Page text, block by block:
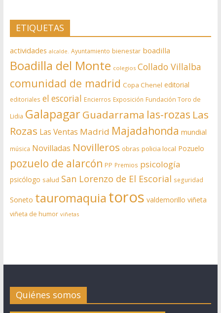
ETIQUETAS
actividades alcalde. Ayuntamiento bienestar boadilla
Boadilla del Monte colegios Collado Villalba
comunidad de madrid Copa Chenel editorial
editoriales el escorial Encierros Exposición Fundación Toro de
Lidia Galapagar Guadarrama las-rozas Las
Rozas Las Ventas Madrid Majadahonda mundial
música Novilladas Novilleros obras policia local Pozuelo
pozuelo de alarcón PP Premios psicología
psicólogo salud San Lorenzo de El Escorial seguridad
Soneto tauromaquia toros valdemorillo viñeta
viñeta de humor viñetas
Quiénes somos